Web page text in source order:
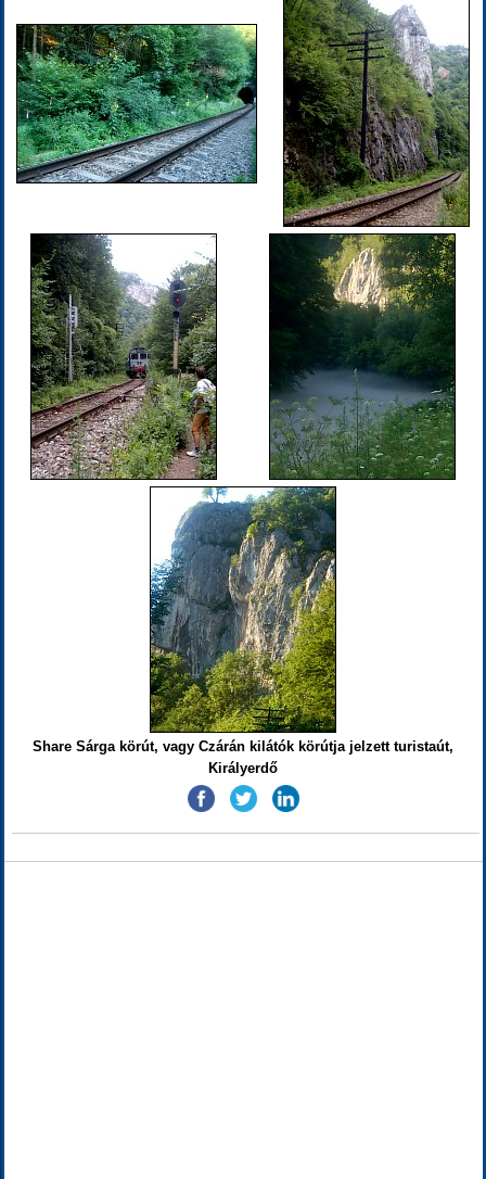
Share Sárga körút, vagy Czárán kilátók körútja jelzett turistaút,
Királyerdő